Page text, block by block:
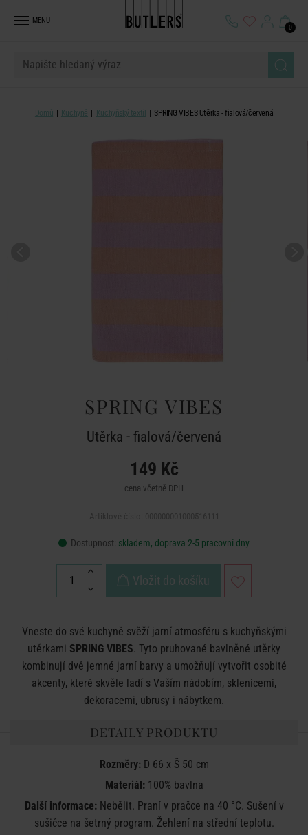
MENU
0
Domů Kuchyně Kuchyňský textil SPRING VIBES Utěrka - fialová/červená
SPRING VIBES
Utěrka - fialová/červená
149 Kč
cena včetně DPH
Dostupnost: skladem, doprava 2-5 pracovní dny
Vložit do košíku
Vneste do své kuchyně svěží jarní atmosféru s kuchyňskými
utěrkami SPRING VIBES. Tyto pruhované bavlněné utěrky
kombinují dvě jemné jarní barvy a umožňují vytvořit osobité
akcenty, které skvěle ladí s Vaším nádobím, sklenicemi,
dekoracemi, ubrusy i nábytkem.
DETAILY PRODUKTU
Rozměry:D 66 x Š 50 cm
Materiál:100% bavlna
Další informace: Nebělit. Praní v pračce na 40 °C. Sušení v
sušičce na šetrný program. Žehlení na střední teplotu.